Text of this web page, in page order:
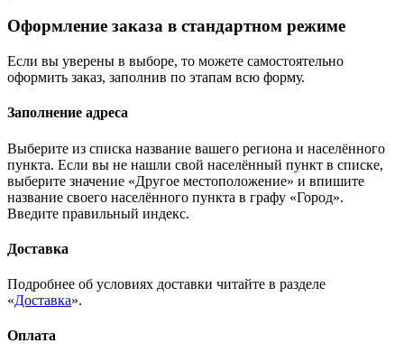
Оформление заказа в стандартном режиме
Если вы уверены в выборе, то можете самостоятельно
оформить заказ, заполнив по этапам всю форму.
Заполнение адреса
Выберите из списка название вашего региона и населённого
пункта. Если вы не нашли свой населённый пункт в списке,
выберите значение «Другое местоположение» и впишите
название своего населённого пункта в графу «Город».
Введите правильный индекс.
Доставка
Подробнее об условиях доставки читайте в разделе
«Доставка».
Оплата